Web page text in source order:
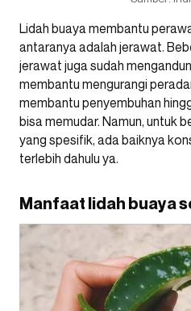
Lidah buaya membantu
antaranya adalah jerawat.
jerawat juga sudah
membantu mengurangi
membantu penyembuhan
bisa memudar. Namun, untuk
yang spesifik, ada baiknya
terlebih dahulu ya.
Manfaat lidah buaya